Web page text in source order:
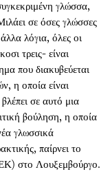
γλώσσα,
σε όσες γλώσσες
λόγια, όλες οι
τρεις- είναι
που διακυβεύεται
η οποία είναι
σε αυτό μια
βούληση, η οποία
γλωσσικά
παίρνει το
στο Λουξεμβούργο.